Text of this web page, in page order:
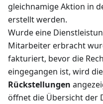
gleichnamige Aktion in
erstellt werden.
Wurde eine
Mitarbeiter erbracht
fakturiert, bevor die
eingegangen ist, wird
Rückstellungen
öffnet die Übersicht der